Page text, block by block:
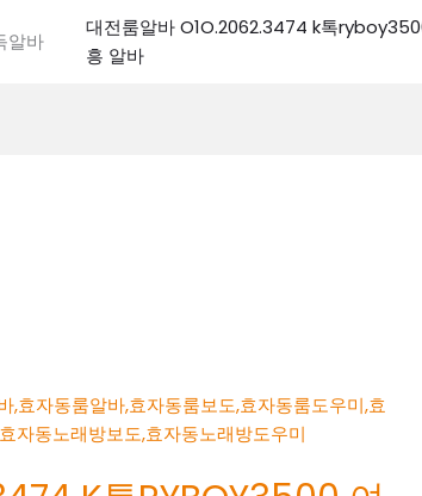
알바
대전룸알바 O1O.2062.3474 k톡
흥 알바